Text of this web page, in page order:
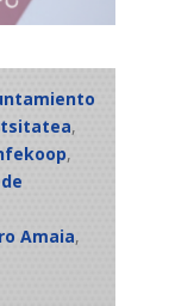
,
,
Amaia,